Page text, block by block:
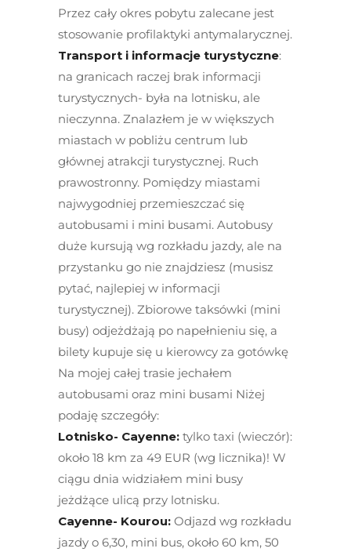
Przez cały okres pobytu zalecane jest
stosowanie profilaktyki antymalarycznej.
Transport i informacje turystyczne:
na granicach raczej brak informacji
turystycznych- była na lotnisku, ale
nieczynna. Znalazłem je w większych
miastach w pobliżu centrum lub
głównej atrakcji turystycznej. Ruch
prawostronny. Pomiędzy miastami
najwygodniej przemieszczać się
autobusami i mini busami. Autobusy
duże kursują wg rozkładu jazdy, ale na
przystanku go nie znajdziesz (musisz
pytać, najlepiej w informacji
turystycznej). Zbiorowe taksówki (mini
busy) odjeżdżają po napełnieniu się, a
bilety kupuje się u kierowcy za gotówkę
Na mojej całej trasie jechałem
autobusami oraz mini busami Niżej
podaję szczegóły:
Lotnisko- Cayenne: tylko taxi (wieczór):
około 18 km za 49 EUR (wg licznika)! W
ciągu dnia widziałem mini busy
jeżdżące ulicą przy lotnisku.
Cayenne- Kourou: Odjazd wg rozkładu
jazdy o 6,30, mini bus, około 60 km, 50